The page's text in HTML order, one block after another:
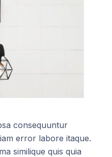
consequuntur
error labore itaque.
similique quis quia